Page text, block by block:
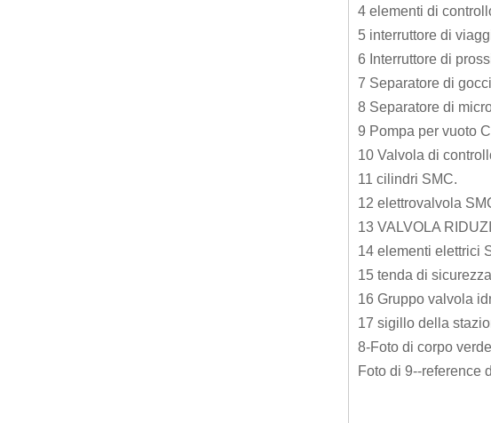
4 elementi di
5 interruttore di
6 Interruttore di
7 Separatore di
8 Separatore di
9 Pompa per vuoto
10 Valvola di
11 cilindri SMC.
12 elettrovalvola
13 VALVOLA
14 elementi elettrici
15 tenda di
16 Gruppo valvola
17 sigillo della
8-Foto di corpo
Foto di 9--reference